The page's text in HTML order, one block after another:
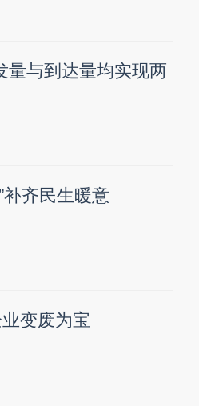
量与到达量均实现两
齐民生暖意
变废为宝